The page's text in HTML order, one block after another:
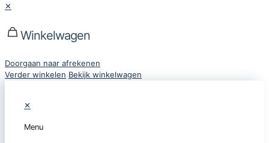
✕
Winkelwagen
Doorgaan naar afrekenen
Verder winkelen Bekijk winkelwagen
✕
Menu